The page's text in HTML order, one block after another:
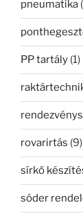
pneumatika
PP tartály (1)
rovarirtás (9)
sírkő
sóder